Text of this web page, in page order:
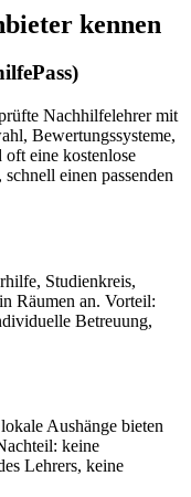
kennen
Nachhilfelehrer mit
Bewertungssysteme,
oft eine kostenlose
einen passenden
Studienkreis,
Räumen an. Vorteil:
Betreuung,
Aushänge bieten
keine
Lehrers, keine